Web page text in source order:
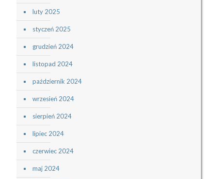
luty 2025
styczeń 2025
grudzień 2024
listopad 2024
październik 2024
wrzesień 2024
sierpień 2024
lipiec 2024
czerwiec 2024
maj 2024